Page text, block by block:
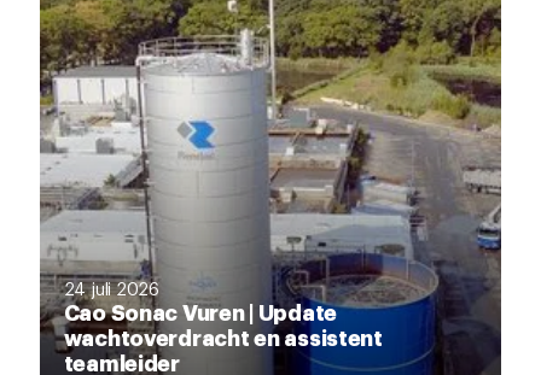
24 juli 2026
Cao Sonac Vuren | Update
wachtoverdracht en assistent
teamleider